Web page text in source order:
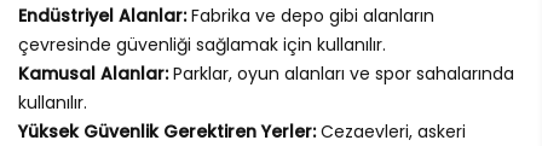
Endüstriyel Alanlar:Fabrika ve depo gibi alanların
çevresinde güvenliği sağlamak için kullanılır.
Kamusal Alanlar:Parklar, oyun alanları ve spor sahalarında
kullanılır.
Yüksek Güvenlik Gerektiren Yerler:Cezaevleri, askeri